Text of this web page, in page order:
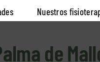
Nuestros
de